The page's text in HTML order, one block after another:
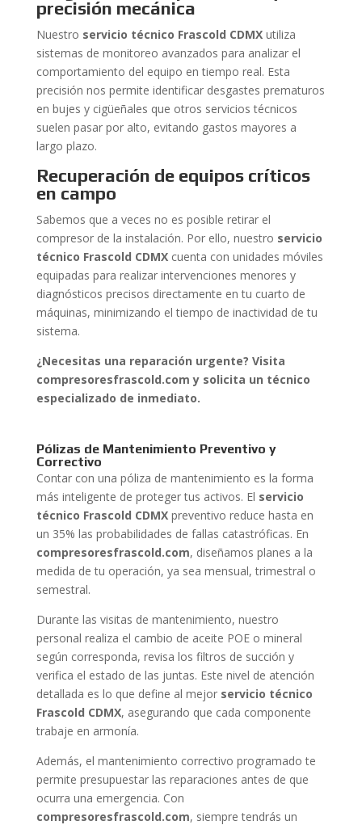
precisión mecánica
Nuestro servicio técnico Frascold CDMXutiliza
sistemas de monitoreo avanzados para analizar el
comportamiento del equipo en tiempo real. Esta
precisión nos permite identificar desgastes prematuros
en bujes y cigüeñales que otros servicios técnicos
suelen pasar por alto, evitando gastos mayores a
largo plazo.
Recuperación de equipos críticos
en campo
Sabemos que a veces no es posible retirar el
compresor de la instalación. Por ello, nuestro servicio
técnico Frascold CDMXcuenta con unidades móviles
equipadas para realizar intervenciones menores y
diagnósticos precisos directamente en tu cuarto de
máquinas, minimizando el tiempo de inactividad de tu
sistema.
¿Necesitas una reparación urgente? Visita
compresoresfrascold.com y solicita un técnico
especializado de inmediato.
Pólizas de Mantenimiento Preventivo y
Correctivo
Contar con una póliza de mantenimiento es la forma
más inteligente de proteger tus activos. El servicio
técnico Frascold CDMXpreventivo reduce hasta en
un 35% las probabilidades de fallas catastróficas. En
compresoresfrascold.com, diseñamos planes a la
medida de tu operación, ya sea mensual, trimestral o
semestral.
Durante las visitas de mantenimiento, nuestro
personal realiza el cambio de aceite POE o mineral
según corresponda, revisa los filtros de succión y
verifica el estado de las juntas. Este nivel de atención
detallada es lo que define al mejor servicio técnico
Frascold CDMX, asegurando que cada componente
trabaje en armonía.
Además, el mantenimiento correctivo programado te
permite presupuestar las reparaciones antes de que
ocurra una emergencia. Con
compresoresfrascold.com, siempre tendrás un